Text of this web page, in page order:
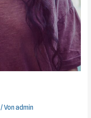
/ Vonadmin